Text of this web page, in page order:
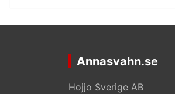
Annasvahn.se
Hojjo Sverige AB